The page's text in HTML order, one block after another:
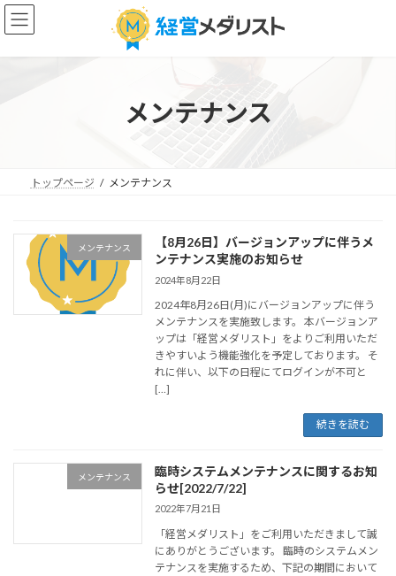
コ
ン
ン
ナ
ビ
ー
メンテナンス
トップページ メンテナンス
メンテナンス
【8月26日】バージョンアップに伴うメ
ンテナンス実施のお知らせ
2024年8月22日
2024年8月26日(月)にバージョンアップに伴う
メンテナンスを実施致します。 本バージョンア
ップは「経営メダリスト」をよりご利用いただ
きやすいよう機能強化を予定しております。 そ
れに伴い、以下の日程にてログインが不可と
[…]
続きを読む
メンテナンス
臨時システムメンテナンスに関するお知
らせ[2022/7/22]
2022年7月21日
「経営メダリスト」をご利用いただきまして誠
にありがとうございます。 臨時のシステムメン
テナンスを実施するため、下記の期間において